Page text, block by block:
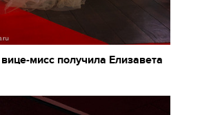
мисс получила Елизавета